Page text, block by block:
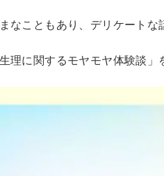
なこともあり、デリケートな
理に関するモヤモヤ体験談」